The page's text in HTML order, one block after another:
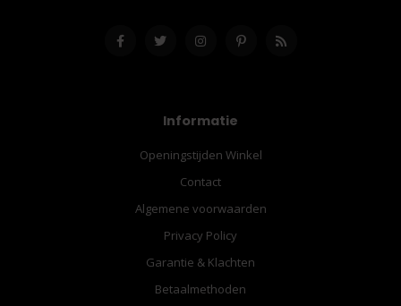
Informatie
Openingstijden Winkel
Contact
Algemene voorwaarden
Privacy Policy
Garantie & Klachten
Betaalmethoden